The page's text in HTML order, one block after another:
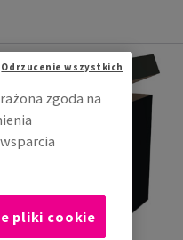
zgoda na
Odrzucenie wszystkich
pliki cookie